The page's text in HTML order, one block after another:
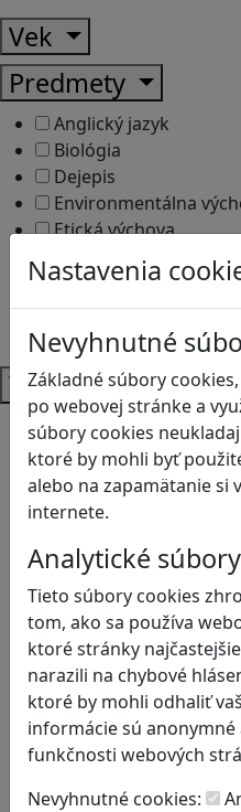
Nastavenia
Nevyhnutné
Základné súbory
po webovej stránke a
súbory cookies
ktoré by mohli byť
alebo na zapamätanie si
internete.
Analytické
Tieto súbory cookies
tom, ako sa používa
ktoré stránky
narazili na chybové
ktoré by mohli odhaliť
informácie sú anonymné
funkčnosti webových
Nevyhnutné cookies:
Vek
Predmety
Anglický jazyk
Biológia
Dejepis
Environmentálna
Etická výchova
Matematika
Občianska náuka
Vlastiveda
Témy
Bezpečnosť na
Čítanie s
Digitálna rovnováha
Ekológia
Kreativita
Kritické myslenie
Kyberšikana
Logické myslenie
Ľudské práva a
Motorika a
Programovanie/
Sociálne zručnosti a
Strategické myslenie
Zdravie a pohyb